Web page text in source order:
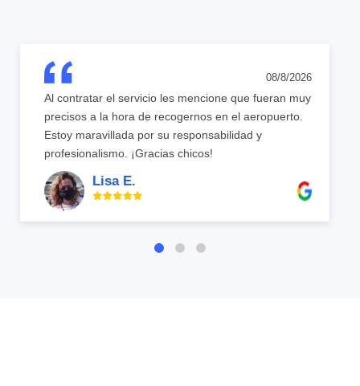
08/8/2026
Al contratar el servicio les mencione que fueran muy
precisos a la hora de recogernos en el aeropuerto.
Estoy maravillada por su responsabilidad y
profesionalismo. ¡Gracias chicos!
Lisa E.